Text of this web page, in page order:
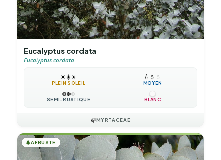
Eucalyptus cordata
Eucalyptus cordata
☀️☀️☀️
PLEIN SOLEIL
💧 💧 💧
MOYEN
❄️❄️❄️
SEMI-RUSTIQUE BLANC
🍃MYRTACEAE
🌲ARBUSTE